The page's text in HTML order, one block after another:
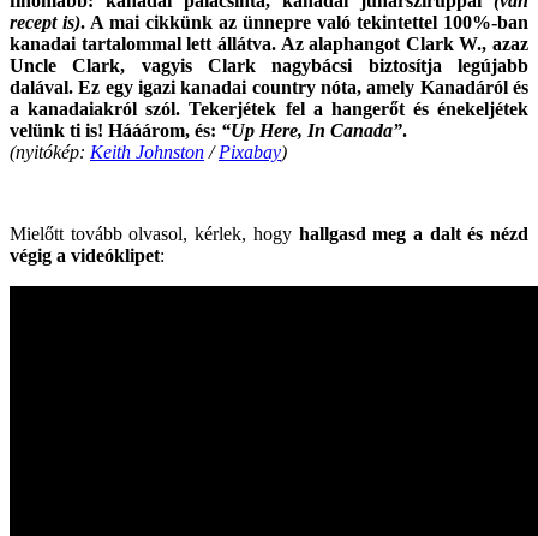
recept is). A mai cikkünk az ünnepre való tekintettel 100%-ban
kanadai tartalommal lett állátva. Az alaphangot Clark W., azaz
Uncle Clark, vagyis Clark nagybácsi biztosítja legújabb
dalával. Ez egy igazi kanadai country nóta, amely Kanadáról és
a kanadaiakról szól. Tekerjétek fel a hangerőt és énekeljétek
velünk ti is! Hááárom, és: “Up Here, In Canada”.
(nyitókép: Keith Johnston /Pixabay)
Mielőtt tovább olvasol, kérlek, hogy hallgasd meg a dalt és nézd
végig a videóklipet: